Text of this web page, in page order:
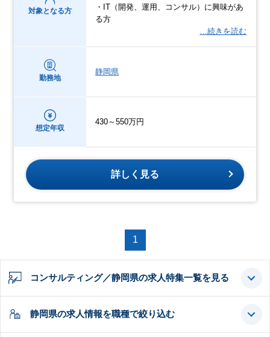
対象となる方
・IT（開発、運用、コンサル）に興味があ
る方
…続きを読む
勤務地
静岡県
想定年収
430～550万円
詳しく見る
1
コンサルティング／静岡県の求人特集一覧を見る
静岡県の求人情報を職種で絞り込む